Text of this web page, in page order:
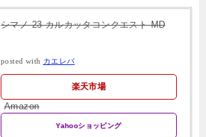
シマノ 23 カルカッタコンクエスト MD
posted with カエレバ
楽天市場
Amazon
Yahooショッピング